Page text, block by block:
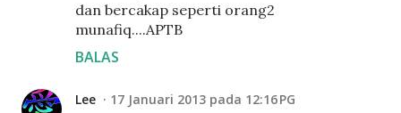
dan bercakap seperti orang2
munafiq....APTB
BALAS
Lee 17 Januari 2013 pada 12:16 PG